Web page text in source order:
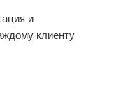
и
клиенту